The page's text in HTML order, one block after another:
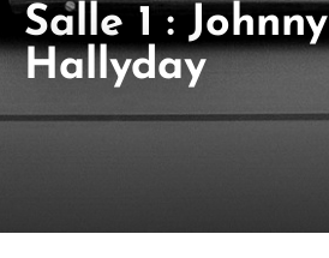
Salle 1 : Johnny
Hallyday